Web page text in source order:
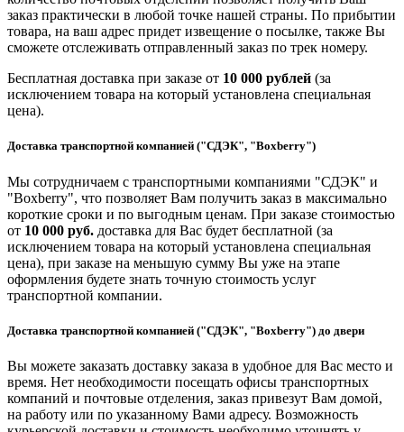
заказ практически в любой точке нашей страны. По прибытии
товара, на ваш адрес придет извещение о посылке, также Вы
сможете отслеживать отправленный заказ по трек номеру.
Бесплатная доставка при заказе от 10 000 рублей (за
исключением товара на который установлена специальная
цена).
Доставка транспортной компанией ("СДЭК", "Boxberry")
Мы сотрудничаем с транспортными компаниями "СДЭК" и
"Boxberry", что позволяет Вам получить заказ в максимально
короткие сроки и по выгодным ценам. При заказе стоимостью
от 10 000 руб. доставка для Вас будет бесплатной (за
исключением товара на который установлена специальная
цена), при заказе на меньшую сумму Вы уже на этапе
оформления будете знать точную стоимость услуг
транспортной компании.
Доставка транспортной компанией ("СДЭК", "Boxberry") до двери
Вы можете заказать доставку заказа в удобное для Вас место и
время. Нет необходимости посещать офисы транспортных
компаний и почтовые отделения, заказ привезут Вам домой,
на работу или по указанному Вами адресу. Возможность